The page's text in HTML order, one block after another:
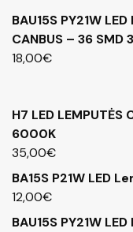
BAU15S PY21W
CANBUS – 36
18,00€
H7 LED LEMPUTĖS
6000K
35,00€
BA15S P21W LED
12,00€
BAU15S PY21W